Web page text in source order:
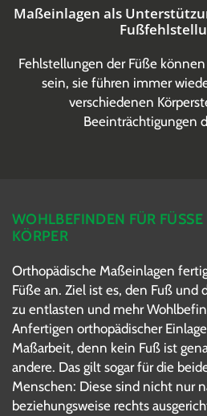
Maßeinlagen als
Fehlstellungen der Füße
sein, sie führen immer
verschiedenen
Beeinträchtigungen
WOHLBEFINDEN FÜR FÜSSE
ÖRPER
Orthopädische Maßeinlagen
Füße an. Ziel ist es, den Fuß und
zu entlasten und mehr
Anfertigen orthopädischer
Maßarbeit, denn kein Fuß ist
andere. Das gilt sogar für die
Menschen: Diese sind nicht nur
beziehungsweise rechts